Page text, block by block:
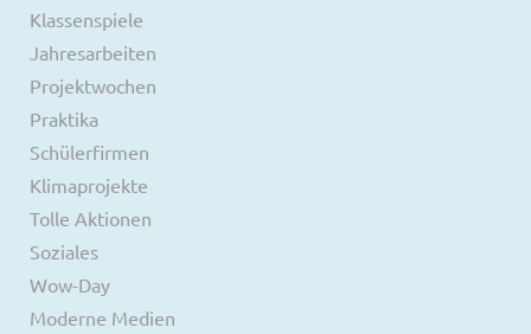
Klassenspiele
Jahresarbeiten
Projektwochen
Praktika
Schülerfirmen
Klimaprojekte
Tolle Aktionen
Soziales
Wow-Day
Moderne Medien